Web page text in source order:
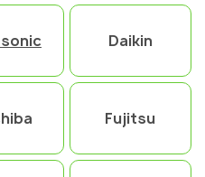
Daikin
Fujitsu